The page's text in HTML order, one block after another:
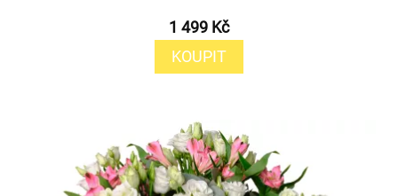
1 499 Kč
KOUPIT